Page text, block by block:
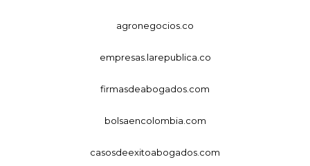
agronegocios.co
empresas.larepublica.co
firmasdeabogados.com
bolsaencolombia.com
casosdeexitoabogados.com